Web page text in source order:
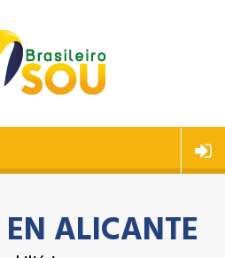
ALICANTE